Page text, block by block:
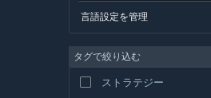
言語設定を管理
タグで絞り込む
ストラテジー